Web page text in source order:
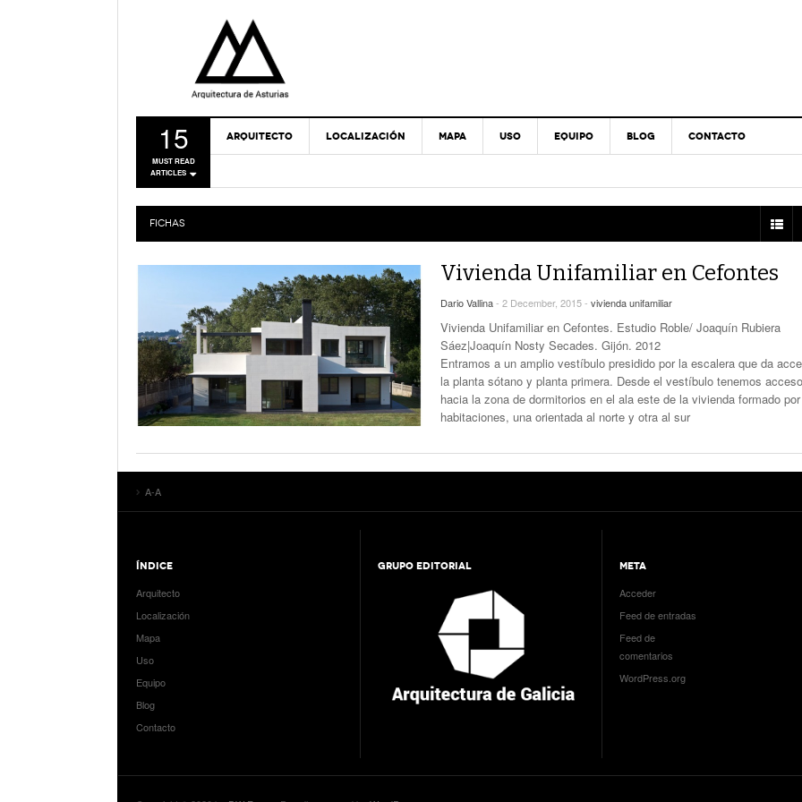
15
MUST READ
ARTICLES
ARQUITECTO LOCALIZACIÓN MAPA USO EQUIPO BLOG CONTACTO
FICHAS
Vivienda Unifamiliar en Cefontes
Dario Vallina- 2 December, 2015 - vivienda unifamiliar
Vivienda Unifamiliar en Cefontes. Estudio Roble/ Joaquín Rubiera
Sáez|Joaquín Nosty Secades. Gijón. 2012
Entramos a un amplio vestíbulo presidido por la escalera que da
la planta sótano y planta primera. Desde el vestíbulo tenemos acceso
hacia la zona de dormitorios en el ala este de la vivienda formado
habitaciones, una orientada al norte y otra al sur
A-A
ÍNDICE
Arquitecto
Localización
Mapa
Uso
Equipo
Blog
Contacto
GRUPO EDITORIAL META
Acceder
Feed de entradas
Feed de
comentarios
WordPress.org